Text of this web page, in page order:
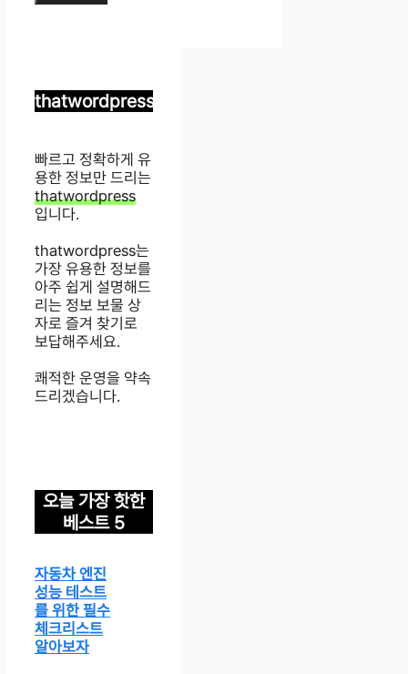
thatwordpress
빠르고 정확하게 유
용한 정보만 드리는
thatwordpress
입니다.
thatwordpress는
가장 유용한 정보를
아주 쉽게 설명해드
리는 정보 보물 상
자로 즐겨 찾기로
보답해주세요.
쾌적한 운영을 약속
드리겠습니다.
오늘 가장 핫한
베스트 5
자동차 엔진
성능 테스트
를 위한 필수
체크리스트
알아보자